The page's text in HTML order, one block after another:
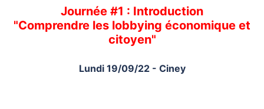
Journée #1 : Introduction
"Comprendre les lobbying économique et
citoyen"
Lundi 19/09/22 - Ciney